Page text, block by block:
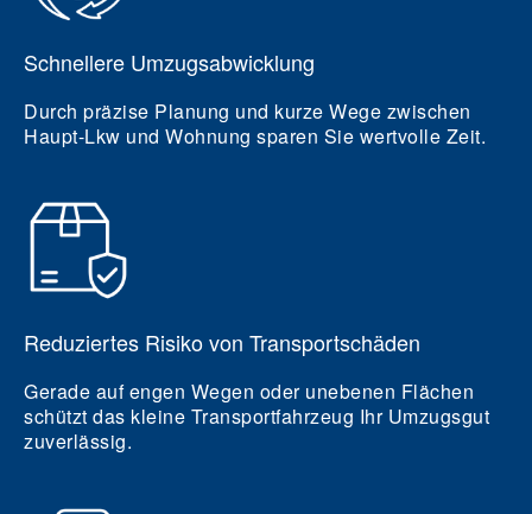
Schnellere Umzugsabwicklung
Durch präzise Planung und kurze Wege zwischen
Haupt-Lkw und Wohnung sparen Sie wertvolle Zeit.
Reduziertes Risiko von Transportschäden
Gerade auf engen Wegen oder unebenen Flächen
schützt das kleine Transportfahrzeug Ihr Umzugsgut
zuverlässig.